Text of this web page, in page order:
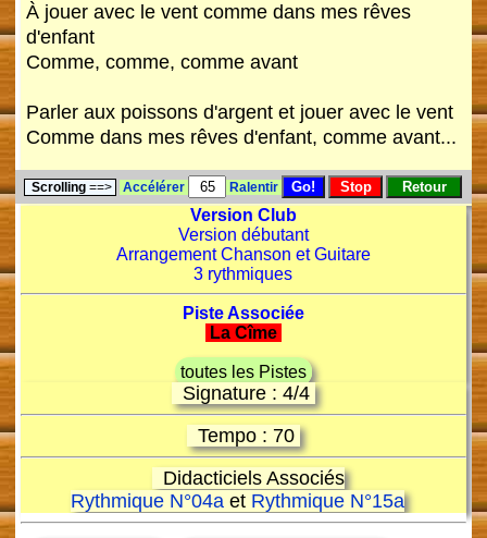
À jouer avec le vent comme dans mes rêves
d'enfant
Comme, comme, comme avant
Parler aux poissons d'argent et jouer avec le vent
Comme dans mes rêves d'enfant, comme avant...
Scrolling==> Accélérer Ralentir
Version Club
Version débutant
Arrangement Chanson et Guitare
3 rythmiques
Piste Associée
La Cîme
toutes les Pistes
Signature : 4/4
Tempo : 70
Didacticiels Associés
Rythmique N°04a et Rythmique N°15a